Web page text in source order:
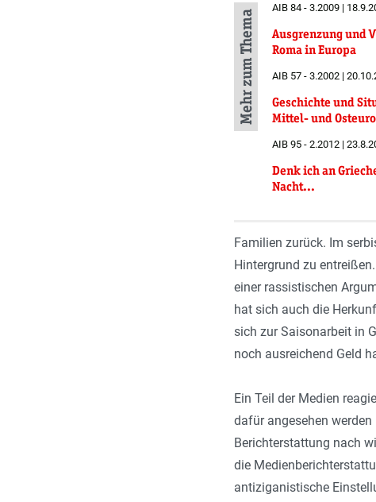
Mehr zum Thema
AIB 84 - 3.2009 |
Ausgrenzung und
Roma in Europa
AIB 57 - 3.2002 |
Geschichte und
Mittel- und
AIB 95 - 2.2012 |
Denk ich an
Nacht...
Familien zurück. Im
Hintergrund zu
einer rassistischen
hat sich auch die
sich zur Saisonarbeit in
noch ausreichend Geld
Ein Teil der Medien
dafür angesehen
Berichterstattung nach
die
antiziganistische